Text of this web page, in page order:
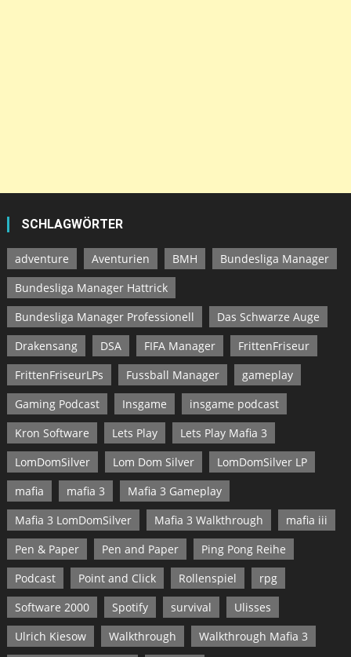
SCHLAGWÖRTER
adventure Aventurien BMH
Bundesliga Manager
Bundesliga Manager Hattrick
Bundesliga Manager Professionell
Das Schwarze Auge
Drakensang
DSA FIFA Manager
FrittenFriseur
FrittenFriseurLPs
Fussball Manager
gameplay
Gaming Podcast
Insgame
insgame podcast
Kron Software
Lets Play
Lets Play Mafia 3
LomDomSilver
Lom Dom Silver
LomDomSilver LP
mafia
mafia 3
Mafia 3 Gameplay
Mafia 3 LomDomSilver
Mafia 3 Walkthrough
mafia iii
Pen & Paper
Pen and Paper
Ping Pong Reihe
Podcast
Point and Click Rollenspiel
rpg
Software 2000
Spotify survival
Ulisses
Ulrich Kiesow
Walkthrough
Walkthrough Mafia 3